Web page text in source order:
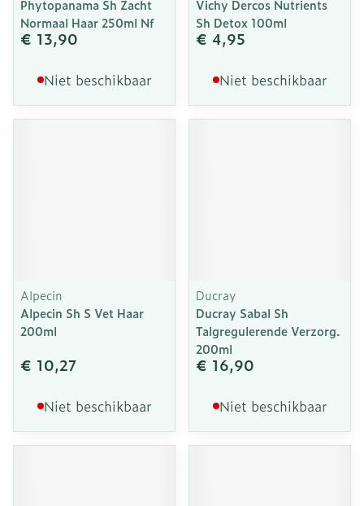
Phytopanama Sh Zacht
Normaal Haar 250ml Nf
€ 13,90
Niet beschikbaar
Vichy Dercos Nutrients
Sh Detox 100ml
€ 4,95
Niet beschikbaar
Alpecin
Alpecin Sh S Vet Haar
200ml
€ 10,27
Niet beschikbaar
Ducray
Ducray Sabal Sh
Talgregulerende Verzorg.
200ml
€ 16,90
Niet beschikbaar